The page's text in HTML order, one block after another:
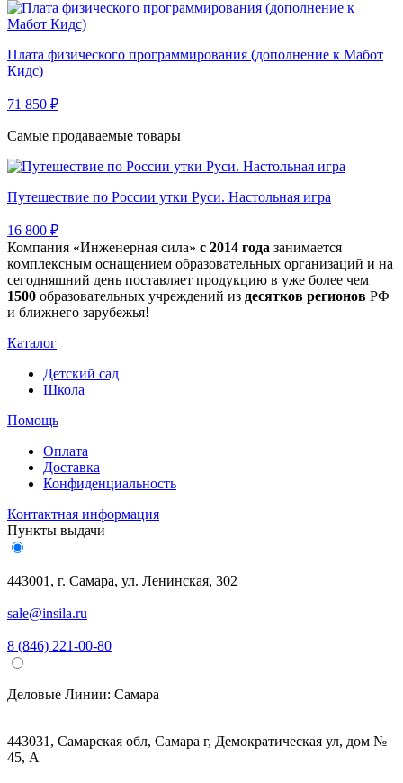
Плата физического программирования (дополнение к Мабот
Кидс)
71 850 ₽
Самые продаваемые товары
Путешествие по России утки Руси. Настольная игра
16 800 ₽
Компания «Инженерная сила» с 2014 года занимается
комплексным оснащением образовательных организаций и на
сегодняшний день поставляет продукцию в уже более чем
1500 образовательных учреждений из десятков регионов РФ
и ближнего зарубежья!
Каталог
Детский сад
Школа
Помощь
Оплата
Доставка
Конфиденциальность
Контактная информация
Пункты выдачи
443001, г. Самара, ул. Ленинская, 302
sale@insila.ru
8 (846) 221-00-80
Деловые Линии: Самара
443031, Самарская обл, Самара г, Демократическая ул, дом №
45, А